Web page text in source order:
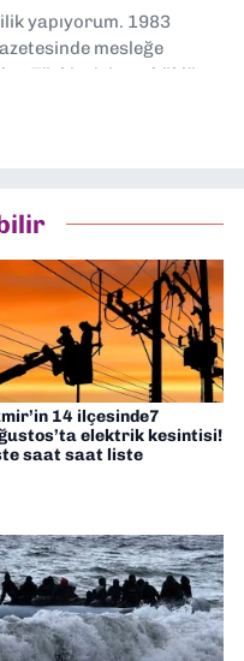
yapıyorum. 1983
mesleğe
Türkiye’nin en köklü
yardımcısı ve spor
yaptım. Ayrıca Yeni
yapıyorum
14 ilçesinde7
elektrik kesintisi!
saat saat liste